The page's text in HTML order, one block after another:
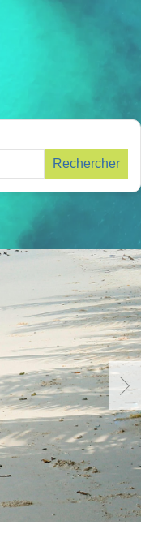
Rechercher